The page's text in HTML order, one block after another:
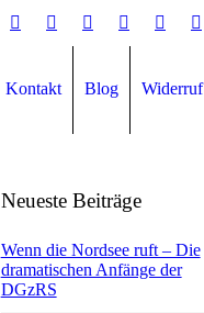
Kontakt Blog Widerruf
Neueste Beiträge
Wenn die Nordsee ruft – Die
dramatischen Anfänge der
DGzRS